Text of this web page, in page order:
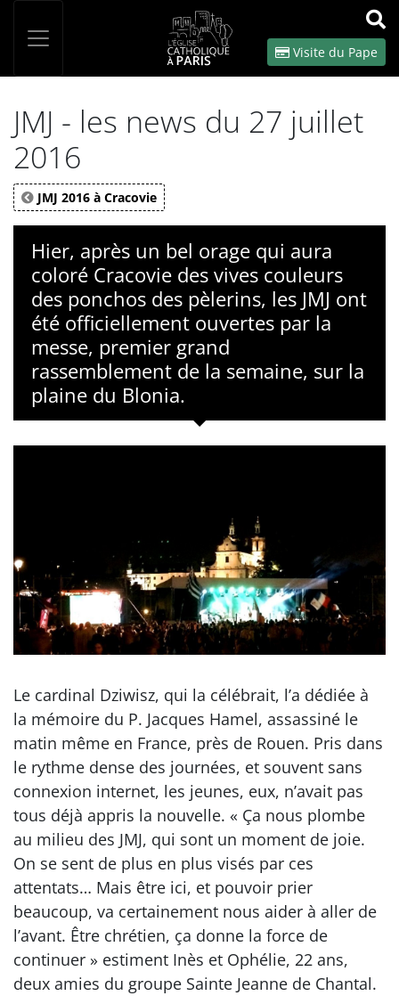
OK
Visite du Pape
JMJ - les news du 27 juillet
2016
JMJ 2016 à Cracovie
Hier, après un bel orage qui aura
coloré Cracovie des vives couleurs
des ponchos des pèlerins, les JMJ ont
été officiellement ouvertes par la
messe, premier grand
rassemblement de la semaine, sur la
plaine du Blonia.
Le cardinal Dziwisz, qui la célébrait, l’a dédiée à
la mémoire du P. Jacques Hamel, assassiné le
matin même en France, près de Rouen. Pris dans
le rythme dense des journées, et souvent sans
connexion internet, les jeunes, eux, n’avait pas
tous déjà appris la nouvelle. « Ça nous plombe
au milieu des JMJ, qui sont un moment de joie.
On se sent de plus en plus visés par ces
attentats… Mais être ici, et pouvoir prier
beaucoup, va certainement nous aider à aller de
l’avant. Être chrétien, ça donne la force de
continuer » estiment Inès et Ophélie, 22 ans,
deux amies du groupe Sainte Jeanne de Chantal.
Panneau de gestion des cookies